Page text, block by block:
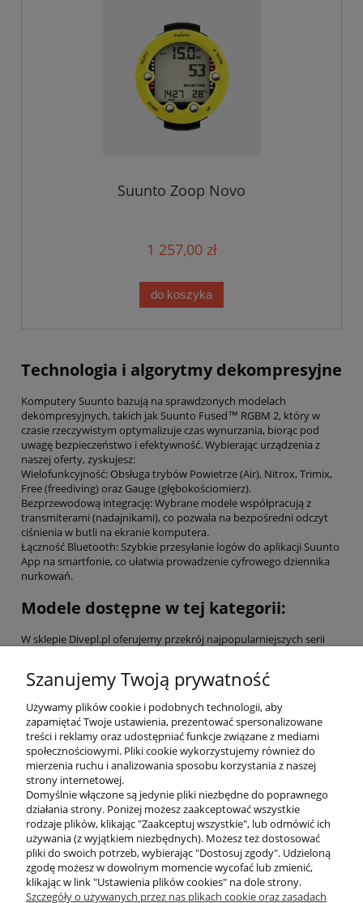
Suunto Zoop Novo
1 257,00 zł
do koszyka
Technologia i algorytmy dekompresyjne
Komputery Suunto bazują na sprawdzonych modelach
dekompresyjnych, takich jak Suunto Fused™ RGBM 2, który w
czasie rzeczywistym optymalizuje czas wynurzania, biorąc pod
uwagę bezpieczeństwo i efektywność. Wybierając urządzenia z
naszej oferty, zyskujesz:
Wielofunkcyjność: Obsługa trybów Powietrze (Air), Nitrox, Trimix,
Free (freediving) oraz Gauge (głębokościomierz).
Bezprzewodową integrację: Wybrane modele współpracują z
transmiterami (nadajnikami), co pozwala na bezpośredni odczyt
ciśnienia w butli na ekranie komputera.
Łączność Bluetooth: Szybkie przesyłanie logów do aplikacji Suunto
App na smartfonie, co ułatwia prowadzenie cyfrowego dziennika
nurkowań.
Modele dostępne w tej kategorii:
W sklepie Divepl.pl oferujemy przekrój najpopularniejszych serii
średniozaawansowanych nurków. Duży, czytelny wyświetlacz i
Suunto Vyper Novo: Rozbudowana wersja z wbudowanym
kompasem cyfrowym 3D oraz opcjonalną bezprzewodową
integracją z butlą.
Suunto D5: Nowoczesny komputer w formie zegarka z kolorowym
wyświetlaczem, wymiennymi paskami i akumulatorem do
wielokrotnego ładowania.
Seria EON (Steel i Core): Profesjonalne komputery z dużymi,
kolorowymi ekranami BrightSee™, oferujące pełną personalizację
widoków i obsługę wielu gazów (Trimix).
Akcesoria Suunto: W tej sekcji znajdziesz również transmitery Tank
POD, interfejsy USB, osłony wyświetlaczy oraz paski zapasowe.
Szanujemy Twoją prywatność
Używamy plików cookie i podobnych technologii, aby
zapamiętać Twoje ustawienia, prezentować spersonalizowane
treści i reklamy oraz udostępniać funkcje związane z mediami
społecznościowymi. Pliki cookie wykorzystujemy również do
mierzenia ruchu i analizowania sposobu korzystania z naszej
strony internetowej.
Domyślnie włączone są jedynie pliki niezbędne do poprawnego
działania strony. Poniżej możesz zaakceptować wszystkie
rodzaje plików, klikając "Zaakceptuj wszystkie", lub odmówić ich
używania (z wyjątkiem niezbędnych). Możesz też dostosować
pliki do swoich potrzeb, wybierając "Dostosuj zgody". Udzieloną
zgodę możesz w dowolnym momencie wycofać lub zmienić,
klikając w link "Ustawienia plików cookies" na dole strony.
Szczegóły o używanych przez nas plikach cookie oraz zasadach